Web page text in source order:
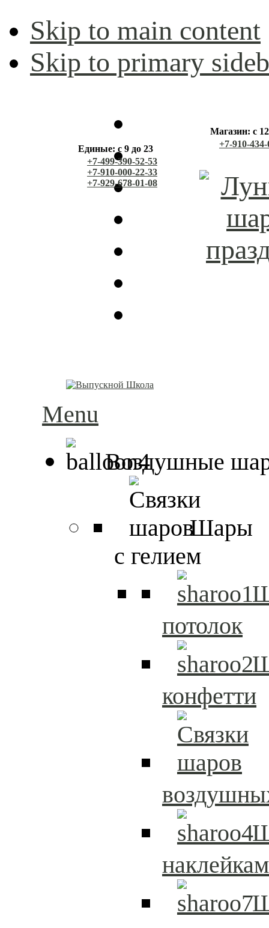
Skip to main content
Skip to primary
Единые: с 9 до 23
+7-499-390-52-53
+7-910-000-22-33
+7-929-678-01-08
Магазин: с
+7-910-
Menu
Воздушные
Шары
с гелием
потолок
конфетти